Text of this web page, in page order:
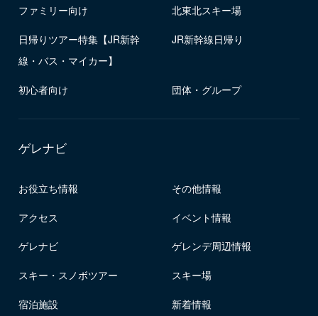
ファミリー向け 北東北スキー場
日帰りツアー特集【JR新幹
線・バス・マイカー】
JR新幹線日帰り
初心者向け 団体・グループ
ゲレナビ
お役立ち情報 その他情報
アクセス イベント情報
ゲレナビ ゲレンデ周辺情報
スキー・スノボツアー スキー場
宿泊施設 新着情報